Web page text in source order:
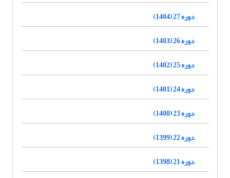
دوره 27 (1404)
دوره 26 (1403)
دوره 25 (1402)
دوره 24 (1401)
دوره 23 (1400)
دوره 22 (1399)
دوره 21 (1398)